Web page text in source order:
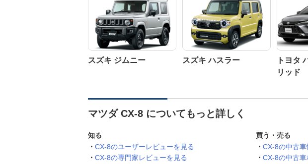
スズキ ジムニー スズキ ハスラー
トヨタ
リッド
マツダ CX-8 についてもっと詳しく
知る
CX-8のユーザーレビューを見る
CX-8の専門家レビューを見る
買う・売る
CX-8の中古車
CX-8の中古